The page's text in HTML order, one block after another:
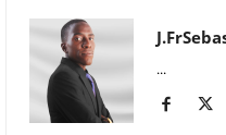
...